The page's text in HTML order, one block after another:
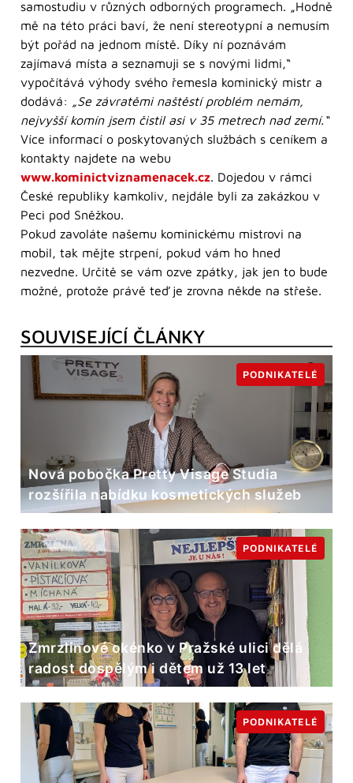
samostudiu v různých odborných programech. „Hodně
mě na této práci baví, že není stereotypní a nemusím
být pořád na jednom místě. Díky ní poznávám
zajímavá místa a seznamuji se s novými lidmi,“
vypočítává výhody svého řemesla kominický mistr a
dodává: „Se závratěmi naštěstí problém nemám,
nejvyšší komín jsem čistil asi v 35 metrech nad zemí.“
Více informací o poskytovaných službách s ceníkem a
kontakty najdete na webu
www.kominictviznamenacek.cz. Dojedou v rámci
České republiky kamkoliv, nejdále byli za zakázkou v
Peci pod Sněžkou.
Pokud zavoláte našemu kominickému mistrovi na
mobil, tak mějte strpení, pokud vám ho hned
nezvedne. Určitě se vám ozve zpátky, jak jen to bude
možné, protože právě teď je zrovna někde na střeše.
SOUVISEJÍCÍ ČLÁNKY
Nová pobočka Pretty Visage Studia
rozšířila nabídku kosmetických služeb
PODNIKATELÉ
Zmrzlinové okénko v Pražské ulici dělá
radost dospělým i dětem už 13 let
PODNIKATELÉ
PODNIKATELÉ